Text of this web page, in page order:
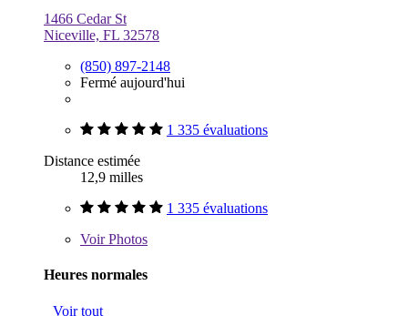
1466 Cedar St
Niceville, FL 32578
(850) 897-2148
Fermé aujourd'hui
1 335 évaluations
Distance estimée
12,9 milles
1 335 évaluations
VoirPhotos
Heures normales
Voir tout